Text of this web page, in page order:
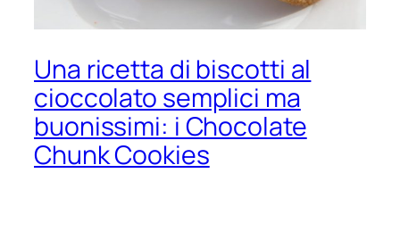
Una ricetta di biscotti al
cioccolato semplici ma
buonissimi: i Chocolate
Chunk Cookies